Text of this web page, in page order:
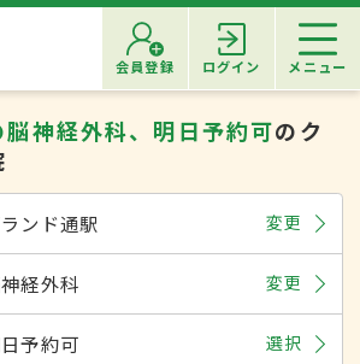
会員登録 ログイン メニュー
神経外科、明日予約可のク
ンド通駅 変更
経外科 変更
予約可 選択